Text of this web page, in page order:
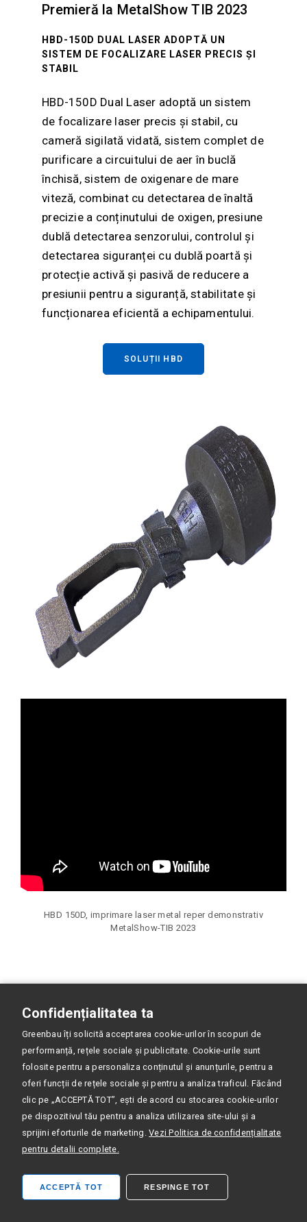
Premieră la MetalShow TIB 2023
HBD-150D DUAL LASER ADOPTĂ UN
SISTEM DE FOCALIZARE LASER PRECIS ȘI
STABIL
HBD-150D Dual Laser adoptă un sistem
de focalizare laser precis și stabil, cu
cameră sigilată vidată, sistem complet de
purificare a circuitului de aer în buclă
închisă, sistem de oxigenare de mare
viteză, combinat cu detectarea de înaltă
precizie a conținutului de oxigen, presiune
dublă detectarea senzorului, controlul și
detectarea siguranței cu dublă poartă și
protecție activă și pasivă de reducere a
presiunii pentru a siguranță, stabilitate și
funcționarea eficientă a echipamentului.
SOLUȚII HBD
HBD 150D, imprimare laser metal reper demonstrativ
MetalShow-TIB 2023
Confidențialitatea ta
Greenbau îți solicită acceptarea cookie-urilor în scopuri de
performanță, rețele sociale și publicitate. Cookie-urile sunt
folosite pentru a personaliza conținutul și anunțurile, pentru a
oferi funcții de rețele sociale și pentru a analiza traficul. Făcând
clic pe „ACCEPTĂ TOT”, ești de acord cu stocarea cookie-urilor
pe dispozitivul tău pentru a analiza utilizarea site-ului și a
sprijini eforturile de marketing.Vezi Politica de confidențialitate
pentru detalii complete.
ACCEPTĂ TOT RESPINGE TOT